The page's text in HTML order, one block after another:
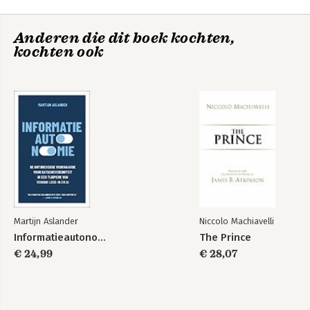
Anderen die dit boek kochten,
kochten ook
Martijn Aslander
Informatieautonomie
€ 24,99
Niccolo Machiavelli
The Prince
€ 28,07